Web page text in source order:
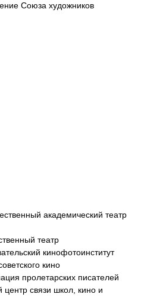
Союза художников
академический театр
театр
кинофотоинститут
кино
пролетарских писателей
связи школ, кино и